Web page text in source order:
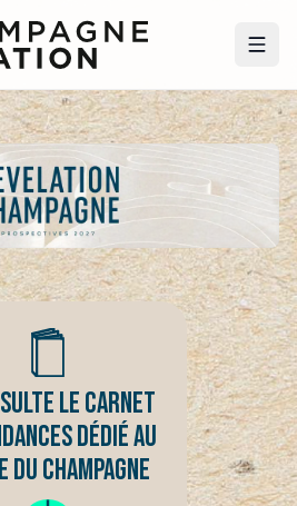
LE CARNET
DÉDIÉ AU
DU CHAMPAGNE